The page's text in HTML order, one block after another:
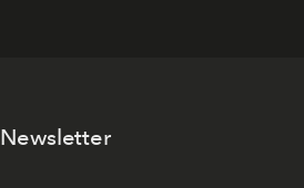
Newsletter